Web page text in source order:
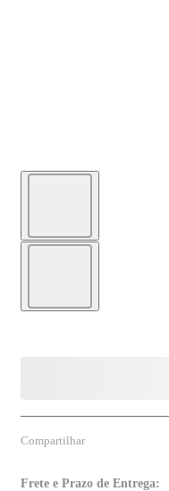
Compartilhar
Frete e Prazo de Entrega: